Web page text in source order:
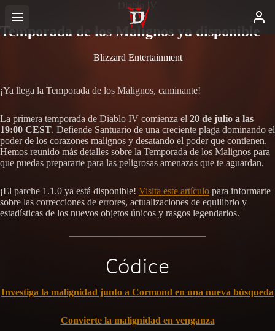
Diablo IV
Temporada de los Malignos ya disponible
Blizzard Entertainment
¡Ya llega la Temporada de los Malignos, caminante!
La primera temporada de Diablo IV comienza el 20 de julio a las
19:00 CEST. Defiende Santuario de una creciente plaga dominando el
poder de los corazones malignos y desatando el poder que contienen.
Hemos reunido más detalles sobre la Temporada de los Malignos para
que puedas prepararte para las peligrosas amenazas que te aguardan.
¡El parche 1.1.0 ya está disponible! Visita este artículo para informarte
sobre las correcciones de errores, actualizaciones de equilibrio y
estadísticas de los nuevos objetos únicos y rasgos legendarios.
Códice
Investiga la malignidad junto a Cormond en una nueva búsqueda
Convierte la malignidad en venganza